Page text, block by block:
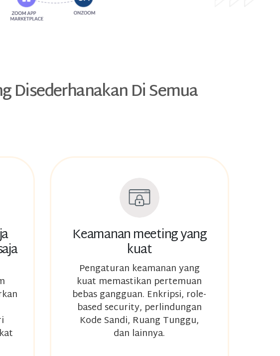
Disederhanakan Di Semua
Keamanan meeting yang
kuat
Pengaturan keamanan yang
kuat memastikan pertemuan
bebas gangguan. Enkripsi, role-
based security, perlindungan
Kode Sandi, Ruang Tunggu,
dan lainnya.